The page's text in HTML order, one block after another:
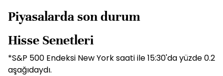
Piyasalarda son durum
Hisse Senetleri
*S&P 500 Endeksi New York saati ile 15:30'da yüzde 0.2
aşağıdaydı.